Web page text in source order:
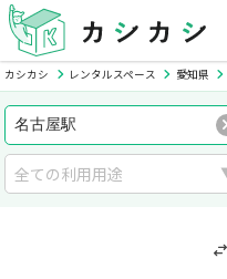
カシカシ レンタルスペース 愛知県